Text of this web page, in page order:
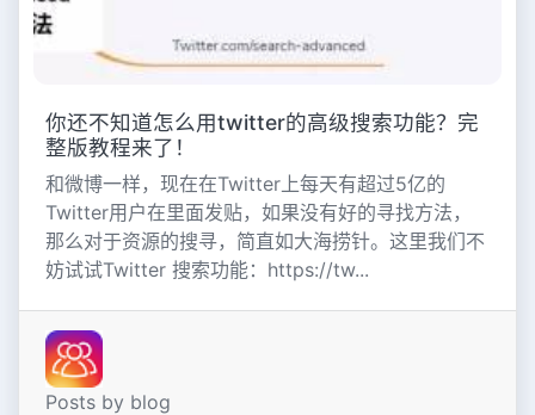
你还不知道怎么用twitter的高级搜索功能？完
整版教程来了！
和微博一样，现在在Twitter上每天有超过5亿的
Twitter用户在里面发贴，如果没有好的寻找方法，
那么对于资源的搜寻，简直如大海捞针。这里我们不
妨试试Twitter 搜索功能：https://tw...
Posts by blog